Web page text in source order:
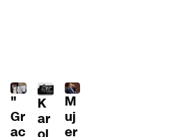
"
Gr
ac
K
ar
M
uj
er